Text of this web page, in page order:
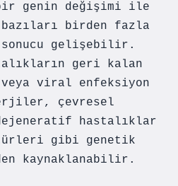
genin değişimi ile
birden fazla
gelişebilir.
geri kalan
viral enfeksiyon
çevresel
hastalıklar
gibi genetik
kaynaklanabilir.